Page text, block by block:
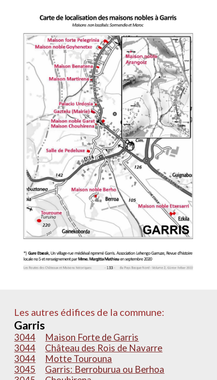
Les autres édifices de la commune:
Garris
3044
Maison Forte de Garris
3044
Château des Rois de Navarre
3044
Motte Tourouna
3045
Garris: Berroburua ou Berhoa